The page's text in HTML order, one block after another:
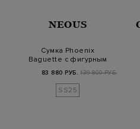
NEOUS
Сумка Phoenix
Baguette с фигурным
винтажным…
83 880 РУБ. 139 800 РУБ.
SS25